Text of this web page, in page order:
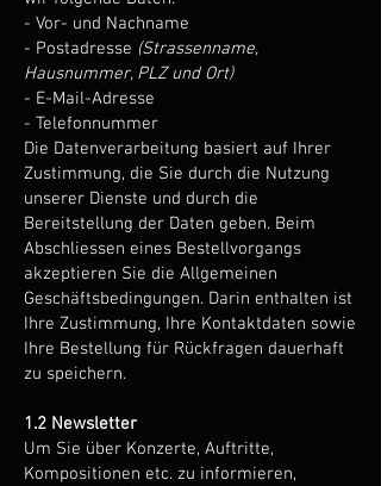
- Vor- und Nachname
- Postadresse (Strassenname,
Hausnummer, PLZ und Ort)
- E-Mail-Adresse
- Telefonnummer
Die Datenverarbeitung basiert auf Ihrer
Zustimmung, die Sie durch die Nutzung
unserer Dienste und durch die
Bereitstellung der Daten geben. Beim
Abschliessen eines Bestellvorgangs
akzeptieren Sie die Allgemeinen
Geschäftsbedingungen. Darin enthalten ist
Ihre Zustimmung, Ihre Kontaktdaten sowie
Ihre Bestellung für Rückfragen dauerhaft
zu speichern.
1.2 Newsletter
Um Sie über Konzerte, Auftritte,
Kompositionen etc. zu informieren,